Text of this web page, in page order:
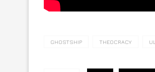
GHOSTSHIP THEOCRACY